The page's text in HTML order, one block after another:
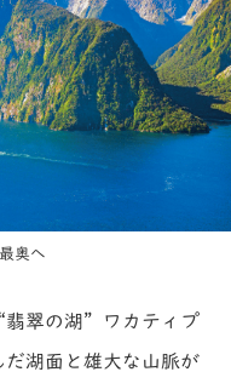
奥へ
翡翠の湖”ワカティプ
湖面と雄大な山脈が